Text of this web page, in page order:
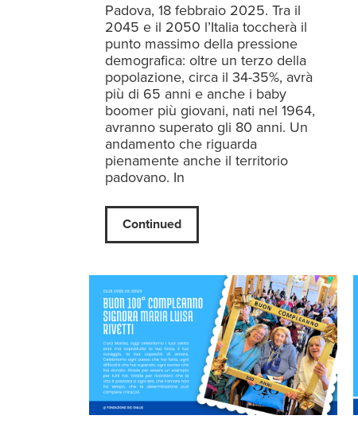
Padova, 18 febbraio 2025. Tra il
2045 e il 2050 l’Italia toccherà il
punto massimo della pressione
demografica: oltre un terzo della
popolazione, circa il 34-35%, avrà
più di 65 anni e anche i baby
boomer più giovani, nati nel 1964,
avranno superato gli 80 anni. Un
andamento che riguarda
pienamente anche il territorio
padovano. In
Continued